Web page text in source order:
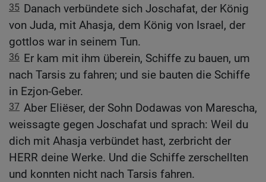
35 Danach verbündete sich Joschafat, der König
von Juda, mit Ahasja, dem König von Israel, der
gottlos war in seinem Tun.
36 Er kam mit ihm überein, Schiffe zu bauen, um
nach Tarsis zu fahren; und sie bauten die Schiffe
in Ezjon-Geber.
37 Aber Eliëser, der Sohn Dodawas von Marescha,
weissagte gegen Joschafat und sprach: Weil du
dich mit Ahasja verbündet hast, zerbricht der
HERR deine Werke. Und die Schiffe zerschellten
und konnten nicht nach Tarsis fahren.